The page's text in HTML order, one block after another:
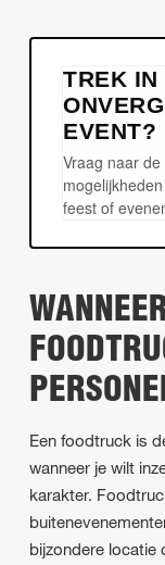
TREK IN
EVENT?
Vraag naar de
feest of
Een foodtruck is
wanneer je wilt
karakter.
bijzondere locatie